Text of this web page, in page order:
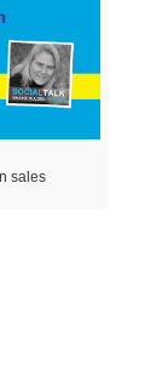
sales